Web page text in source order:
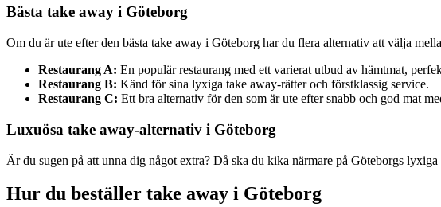
Bästa take away i Göteborg
Om du är ute efter den bästa take away i Göteborg har du flera alternativ att välja
Restaurang A: En populär restaurang med ett varierat utbud av hämtmat,
Restaurang B: Känd för sina lyxiga take away-rätter och förstklassig service.
Restaurang C: Ett bra alternativ för den som är ute efter snabb och god mat
Luxuösa take away-alternativ i Göteborg
Är du sugen på att unna dig något extra? Då ska du kika närmare på Göteborgs
Hur du beställer take away i Göteborg